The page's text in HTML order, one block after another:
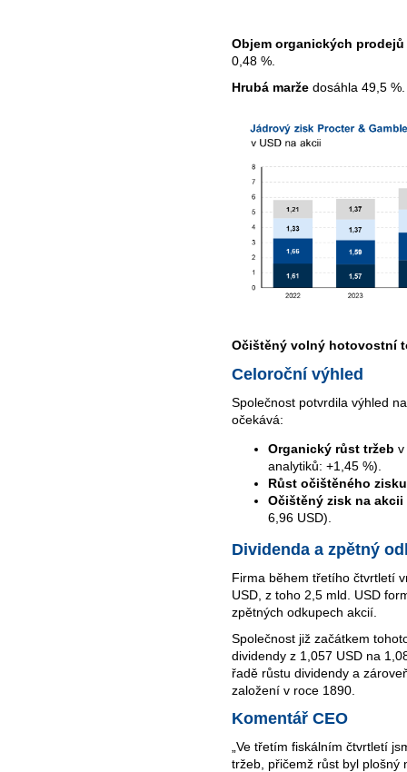
Objem organických prodejů
0,48 %.
Hrubá marže dosáhla 49,5 %.
Očištěný volný hotovostní
Celoroční výhled
Společnost potvrdila výhled
očekává:
Organický růst tržeb v
analytiků: +1,45 %).
Růst očištěného zisku
Očištěný zisk na akcii
6,96 USD).
Dividenda a zpětný
Firma během třetího čtvrtletí
USD, z toho 2,5 mld. USD
zpětných odkupech akcií.
Společnost již začátkem
dividendy z 1,057 USD na
řadě růstu dividendy a
založení v roce 1890.
Komentář CEO
„Ve třetím fiskálním čtvrtletí
tržeb, přičemž růst byl plošný